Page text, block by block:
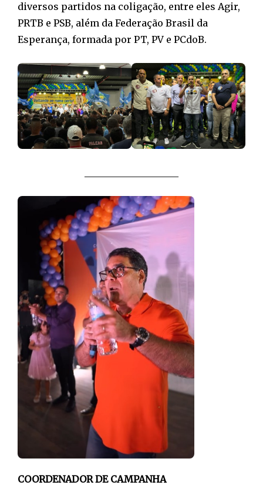
diversos partidos na coligação, entre eles Agir,
PRTB e PSB, além da Federação Brasil da
Esperança, formada por PT, PV e PCdoB.
COORDENADOR DE CAMPANHA